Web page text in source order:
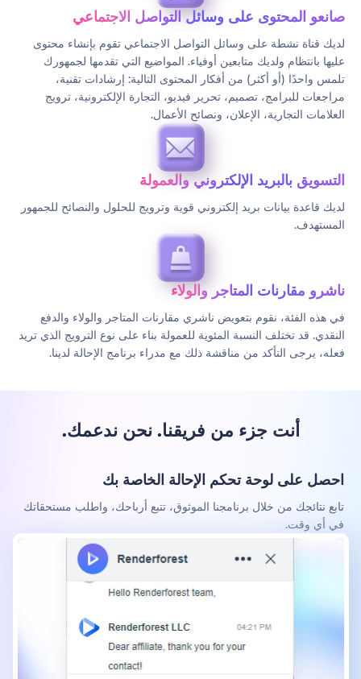
صانعو المحتوى على وسائل التواصل الاجتماعي
لديك قناة نشطة على وسائل التواصل الاجتماعي تقوم بإنشاء محتوى
عليها بانتظام ولديك متابعين أوفياء. المواضيع التي تقدمها لجمهورك
تلمس واحدًا (أو أكثر) من أفكار المحتوى التالية: إرشادات تقنية،
مراجعات للبرامج، تصميم، تحرير فيديو، التجارة الإلكترونية، ترويج
العلامات التجارية، الإعلان، ونصائح الأعمال.
التسويق بالبريد الإلكتروني والعمولة
لديك قاعدة بيانات بريد إلكتروني قوية وترويج للحلول والنصائح للجمهور
المستهدف.
ناشرو مقارنات المتاجر والولاء
في هذه الفئة، نقوم بتعويض ناشري مقارنات المتاجر والولاء والدفع
النقدي. قد تختلف النسبة المئوية للعمولة بناء على نوع الترويج الذي تريد
فعله، يرجى التأكد من مناقشة ذلك مع مدراء برنامج الإحالة لدينا.
أنت جزء من فريقنا. نحن ندعمك.
احصل على لوحة تحكم الإحالة الخاصة بك
تابع نتائجك من خلال برنامجنا الموثوق، تتبع أرباحك، واطلب مستحقاتك
في أي وقت.